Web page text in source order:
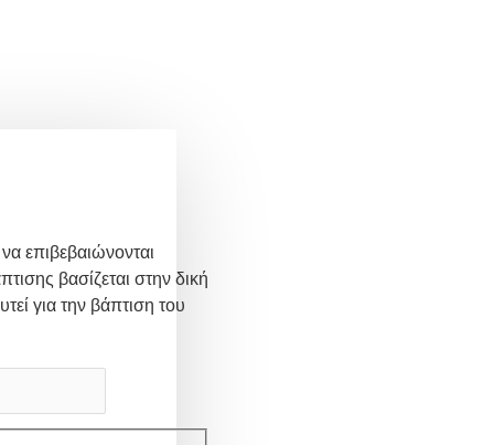
επιβεβαιώνονται
βασίζεται στην δική
για την βάπτιση του